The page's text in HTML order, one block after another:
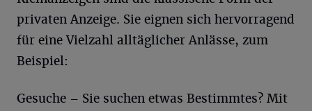
privaten Anzeige. Sie eignen sich hervorragend
für eine Vielzahl alltäglicher Anlässe, zum
Beispiel:
Gesuche – Sie suchen etwas Bestimmtes? Mit